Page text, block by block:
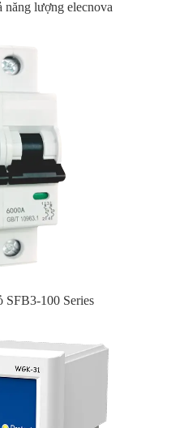
năng lượng elecnova
SFB3-100 Series